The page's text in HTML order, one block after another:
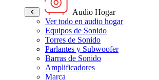
Audio Hogar
Ver todo en audio hogar
Equipos de Sonido
Torres de Sonido
Parlantes y Subwoofer
Barras de Sonido
Amplificadores
Marca